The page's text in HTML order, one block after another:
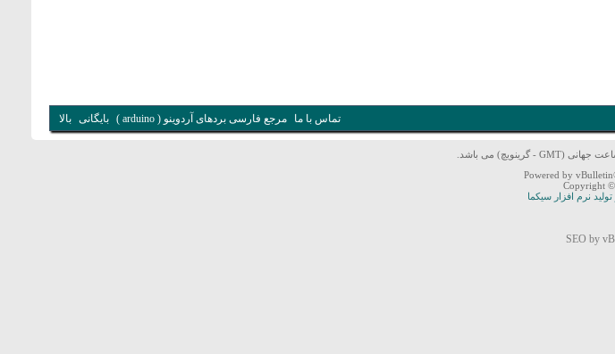
تماس با ما مرجع فارسی بردهای آردوینو ( arduino ) بایگانی بالا
Powered by
Copyright
نرم افزار سیکما
SEO by